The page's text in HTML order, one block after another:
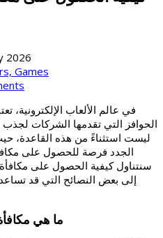
2026
Games
في عالم الألعاب الإلكترونية،
الجدد فرصة للحصول على
سنتناول كيفية الحصول على
إلى بعض النصائح التي قد
ما هي